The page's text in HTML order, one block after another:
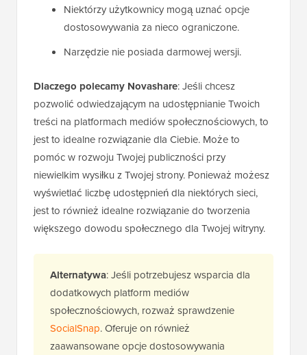
Niektórzy użytkownicy mogą uznać opcje
dostosowywania za nieco ograniczone.
Narzędzie nie posiada darmowej wersji.
Dlaczego polecamy Novashare: Jeśli chcesz
pozwolić odwiedzającym na udostępnianie Twoich
treści na platformach mediów społecznościowych, to
jest to idealne rozwiązanie dla Ciebie. Może to
pomóc w rozwoju Twojej publiczności przy
niewielkim wysiłku z Twojej strony. Ponieważ możesz
wyświetlać liczbę udostępnień dla niektórych sieci,
jest to również idealne rozwiązanie do tworzenia
większego dowodu społecznego dla Twojej witryny.
Alternatywa: Jeśli potrzebujesz wsparcia dla
dodatkowych platform mediów
społecznościowych, rozważ sprawdzenie
SocialSnap. Oferuje on również
zaawansowane opcje dostosowywania